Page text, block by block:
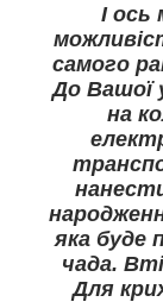
І ось
самого
До Вашої
на
яка буде
чада.
Для